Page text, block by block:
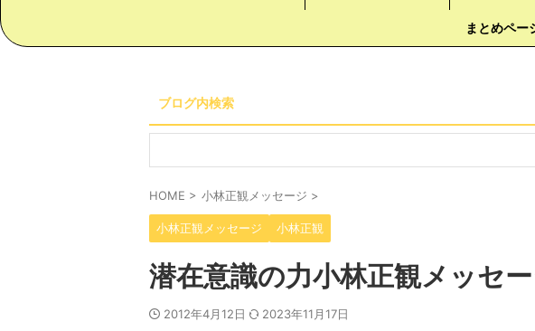
まとめペー
ブログ内検索
HOME > 小林正観メッセージ >
小林正観メッセージ 小林正観
潜在意識の力小林正観メッセ
2012年4月12日 2023年11月17日